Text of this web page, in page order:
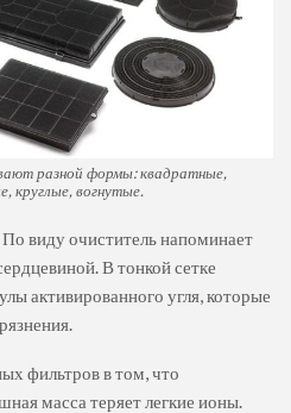
разной формы: квадратные,
круглые, вогнутые.
виду очиститель напоминает
В тонкой сетке
активированного угля, которые
фильтров в том, что
масса теряет легкие ионы.